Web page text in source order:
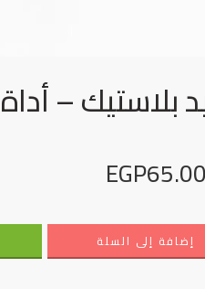
بلاستيك – أداة
EGP65.00
إضافة إلى السلة